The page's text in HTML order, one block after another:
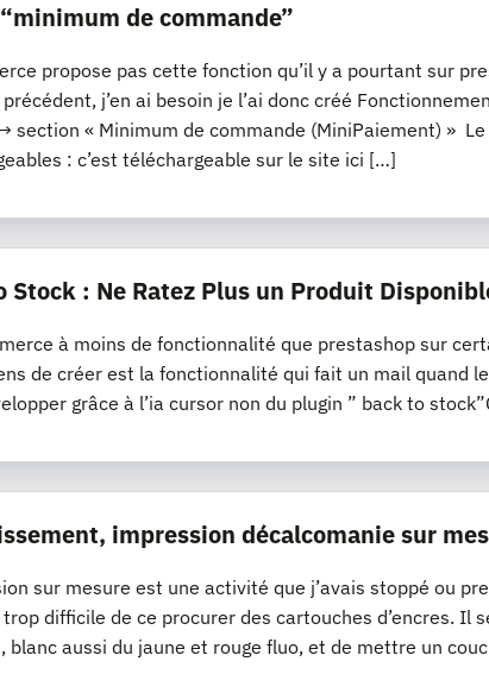
de commande”
propose pas cette fonction qu’il y a pourtant sur
j’en ai besoin je l’ai donc créé
section « Minimum de commande (MiniPaiement) »
: c’est téléchargeable sur le site ici […]
Stock : Ne Ratez Plus un Produit
à moins de fonctionnalité que prestashop sur
de créer est la fonctionnalité qui fait un mail quand
grâce à l’ia cursor non du plugin ” back to
impression décalcomanie sur
sur mesure est une activité que j’avais stoppé ou
difficile de ce procurer des cartouches d’encres. Il
blanc aussi du jaune et rouge fluo, et de mettre un